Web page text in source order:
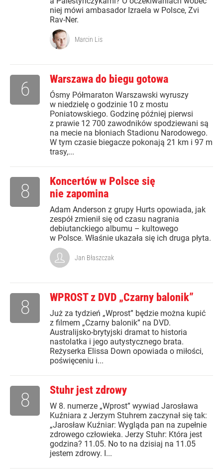
niej mówi ambasador Izraela w Polsce, Zvi
Rav-Ner.
Marcin Lis
Warszawa do biegu gotowa
Ósmy Półmaraton Warszawski wyruszy
w niedzielę o godzinie 10 z mostu
Poniatowskiego. Godzinę później pierwsi
z prawie 12 700 zawodników spodziewani są
na mecie na błoniach Stadionu Narodowego.
W tym czasie biegacze pokonają 21 km i 97 m
trasy,...
6
Koncertów w Polsce się
nie zapomina
Adam Anderson z grupy Hurts opowiada, jak
zespół zmienił się od czasu nagrania
debiutanckiego albumu – kultowego
w Polsce. Właśnie ukazała się ich druga płyta.
8
Jan Błaszczak
WPROST z DVD „Czarny balonik”
Już za tydzień „Wprost” będzie można kupić
z filmem „Czarny balonik” na DVD.
Australijsko-brytyjski dramat to historia
nastolatka i jego autystycznego brata.
Reżyserka Elissa Down opowiada o miłości,
poświęceniu i...
8
Stuhr jest zdrowy
W 8. numerze „Wprost” wywiad Jarosława
Kuźniara z Jerzym Stuhrem zaczynał się tak:
„Jarosław Kuźniar: Wygląda pan na zupełnie
zdrowego człowieka. Jerzy Stuhr: Która jest
godzina? 11.05. No to na dzisiaj na 11.05
jestem zdrowy. I...
8